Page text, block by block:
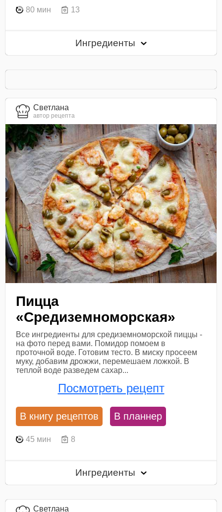
80 мин 13
Ингредиенты
Светлана
автор рецепта
Пицца
«Средиземноморская»
Все ингредиенты для средиземноморской пиццы -
на фото перед вами. Помидор помоем в
проточной воде. Готовим тесто. В миску просеем
муку, добавим дрожжи, перемешаем ложкой. В
теплой воде разведем сахар...
Посмотреть рецепт
В книгу рецептов В планнер
45 мин 8
Ингредиенты
Светлана